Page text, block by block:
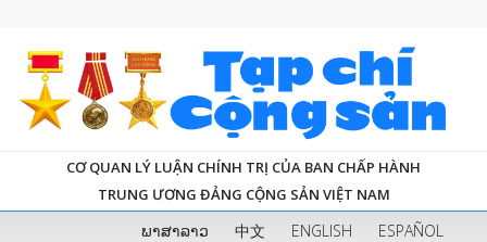
CƠ QUAN LÝ LUẬN CHÍNH TRỊ CỦA BAN CHẤP HÀNH
TRUNG ƯƠNG ĐẢNG CỘNG SẢN VIỆT NAM
ພາສາລາວ 中文 ENGLISH
ESPAÑOL